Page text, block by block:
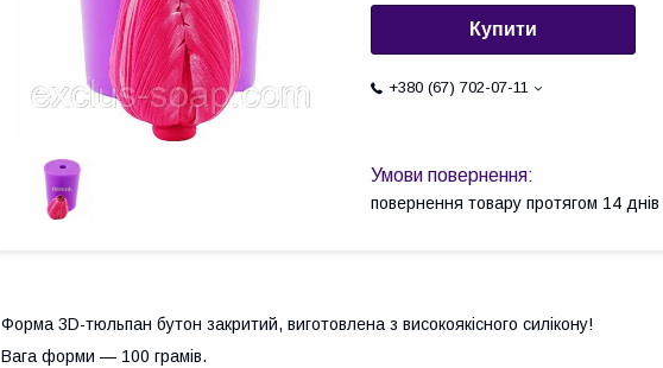
Купити
+380 (67) 702-07-11
повернення товару протягом 14 днів
Форма 3D-тюльпан бутон закритий, виготовлена з високоякісного силікону!
Вага форми — 100 грамів.